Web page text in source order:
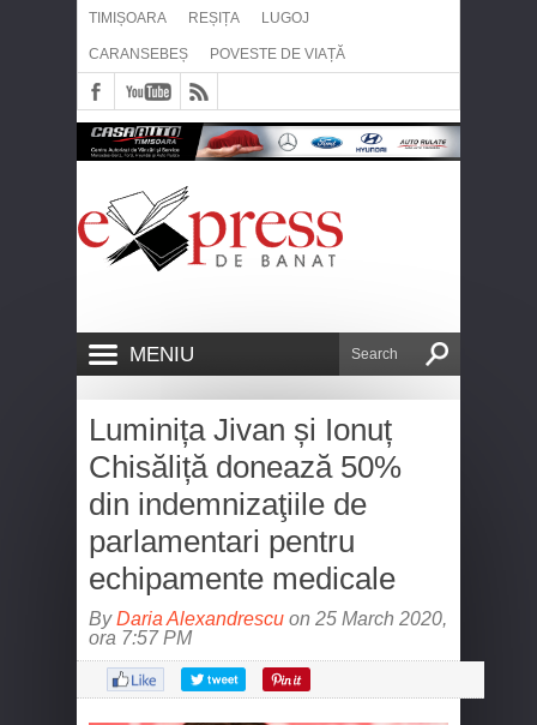
TIMIȘOARA REȘIȚA LUGOJ
CARANSEBEȘ POVESTE DE VIAȚĂ
MENIU
Luminița Jivan și Ionuț
Chisăliță donează 50%
din indemnizaţiile de
parlamentari pentru
echipamente medicale
ByDaria Alexandrescu on 25 March 2020,
ora 7:57 PM